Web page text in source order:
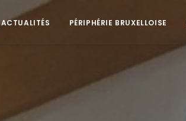
ACTUALITÉS PÉRIPHÉRIE BRUXELLOISE